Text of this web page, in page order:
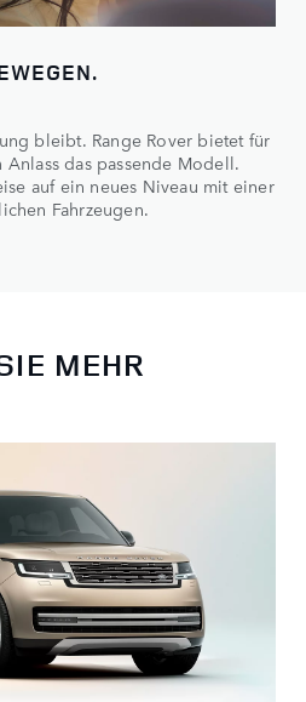
bleibt. Range Rover bietet für
das passende Modell.
auf ein neues Niveau mit einer
Fahrzeugen.
MEHR